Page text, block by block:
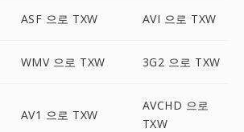
ASF 으로 TXW AVI 으로 TXW
WMV 으로 TXW 3G2 으로 TXW
AV1 으로 TXW
AVCHD 으로
TXW